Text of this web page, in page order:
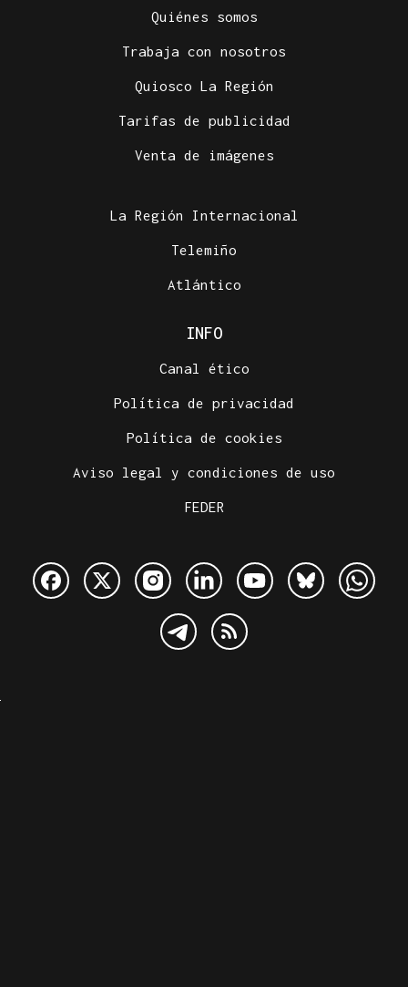
Quiénes somos
Trabaja con nosotros
Quiosco La Región
Tarifas de publicidad
Venta de imágenes
La Región Internacional
Telemiño
Atlántico
INFO
Canal ético
Política de privacidad
Política de cookies
Aviso legal y condiciones de uso
FEDER